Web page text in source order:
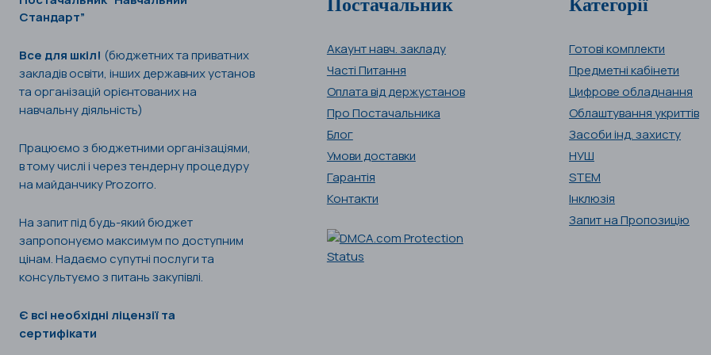
Стандарт”
Все для шкіл! (бюджетних та приватних
закладів освіти, інших державних установ
та організацій орієнтованих на
навчальну діяльність)
Працюємо з бюджетними організаціями,
в тому числі і через тендерну процедуру
на майданчику Prozorro.
На запит під будь-який бюджет
запропонуємо максимум по доступним
цінам. Надаємо супутні послуги та
консультуємо з питань закупівлі.
Є всі необхідні ліцензії та
сертифікати
Акаунт навч. закладу
Часті Питання
Оплата від держустанов
Про Постачальника
Блог
Умови доставки
Гарантія
Контакти
Готові комплекти
Предметні кабінети
Цифрове обладнання
Облаштування укриттів
Засоби інд. захисту
НУШ
STEM
Інклюзія
Запит на Пропозицію